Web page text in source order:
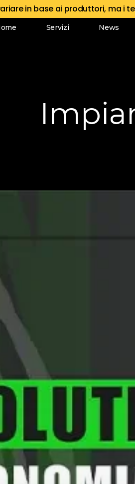
in base ai produttori, ma i
Servizi News